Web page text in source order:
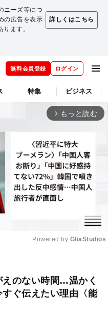
ニーズ等につ
の広告を表示
ます。
詳しくはこちら
無料会員登録 ログイン
特集 ビジネス
arrow_forward_ios もっと読む
Powered by GliaStudios
のない時間…温かく
ぐ伝えたい理由〈能